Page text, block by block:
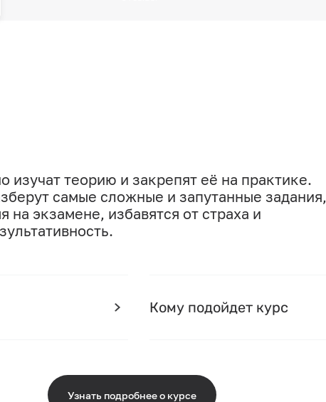
теорию и закрепят её на практике.
самые сложные и запутанные задания,
на экзамене, избавятся от страха и
Кому подойдет курс
Узнать подробнее о курсе